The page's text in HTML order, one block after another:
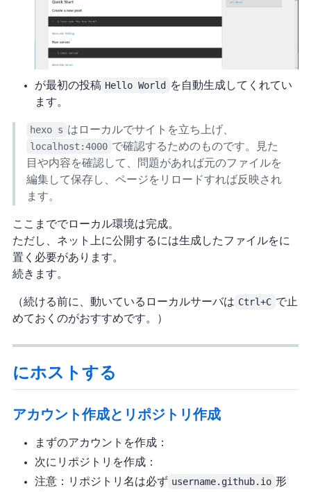
Hexoが最初の投稿 Hello World
を自動生成してくれてい
ます。
hexo s はローカルでサイトを立ち上げ、
localhost:4000 で確認するためのものです。見た
目や内容を確認して、問題があれば元のファイルを
編集して保存し、ページをリロードすれば反映され
ます。
ここまででローカル環境は完成。
ただし、ネット上に公開するには生成したファイルをGitHubに
置く必要があります。
続きます。
（続ける前に、動いているローカルサーバは Ctrl+C で止
めておくのがおすすめです。）
GitHubにホストする
アカウント作成とリポジトリ作成
まずGitHubのアカウントを作成：
次にリポジトリを作成：
注意：リポジトリ名は必ず username.github.io 形